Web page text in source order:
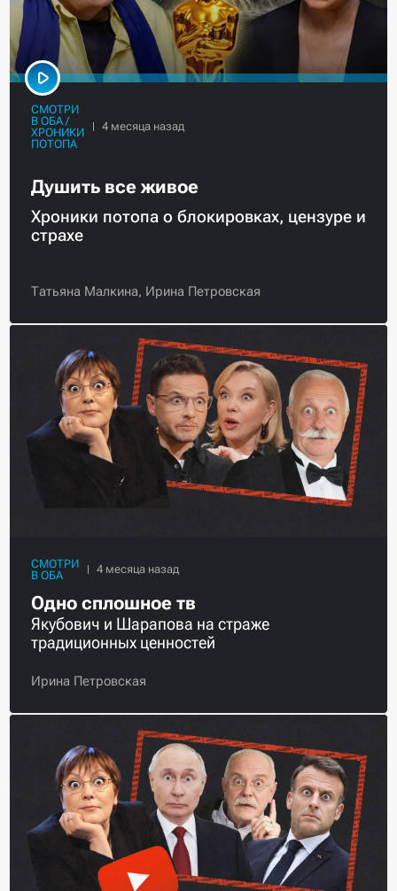
СМОТРИ
В ОБА /
ХРОНИКИ
ПОТОПА
Душить все живое
Хроники потопа о блокировках, цензуре и
страхе
Татьяна Малкина, Ирина Петровская
СМОТРИ
В ОБА
Одно сплошное тв
Якубович и Шарапова на страже
традиционных ценностей
Ирина Петровская